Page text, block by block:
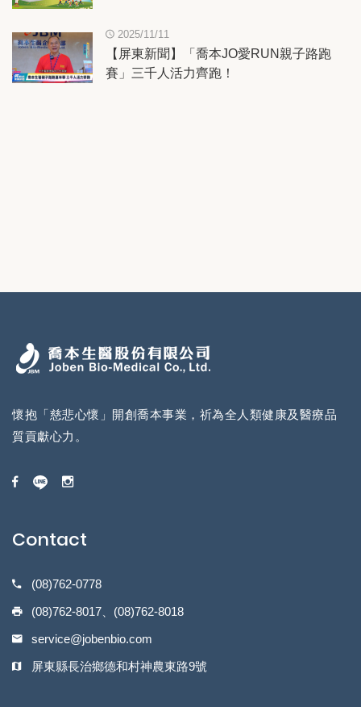
2025/11/11
【屏東新聞】「喬本JO愛RUN親子路跑
賽」三千人活力齊跑！
懷抱「慈悲心懷」開創喬本事業，祈為全人類健康及醫療品
質貢獻心力。
Contact
(08)762-0778
(08)762-8017、(08)762-8018
service@jobenbio.com
屏東縣長治鄉德和村神農東路9號